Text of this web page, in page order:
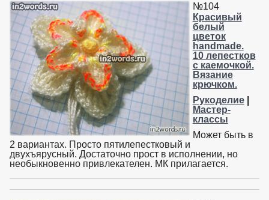
№104
Красивый
белый
цветок
handmade.
10 лепестков
с каемочкой.
Вязание
крючком.
Рукоделие|
Мастер-
классы
Может быть в
2 вариантах. Просто пятилепестковый и
двухъярусный. Достаточно прост в исполнении, но
необыкновенно привлекателен. МК прилагается.